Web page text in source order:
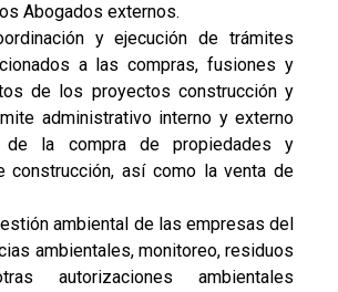
Abogados externos.
y ejecución de trámites
a las compras, fusiones y
de los proyectos construcción y
administrativo interno y externo
de la compra de propiedades y
construcción, así como la venta de
ambiental de las empresas del
ambientales, monitoreo, residuos
autorizaciones ambientales